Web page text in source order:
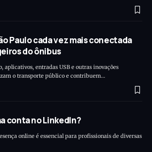
Paulo cada vez mais conectada
do ônibus
aplicativos, entradas USB e outras inovações
o transporte público e contribuem…
conta no LinkedIn?
online é essencial para profissionais de diversas